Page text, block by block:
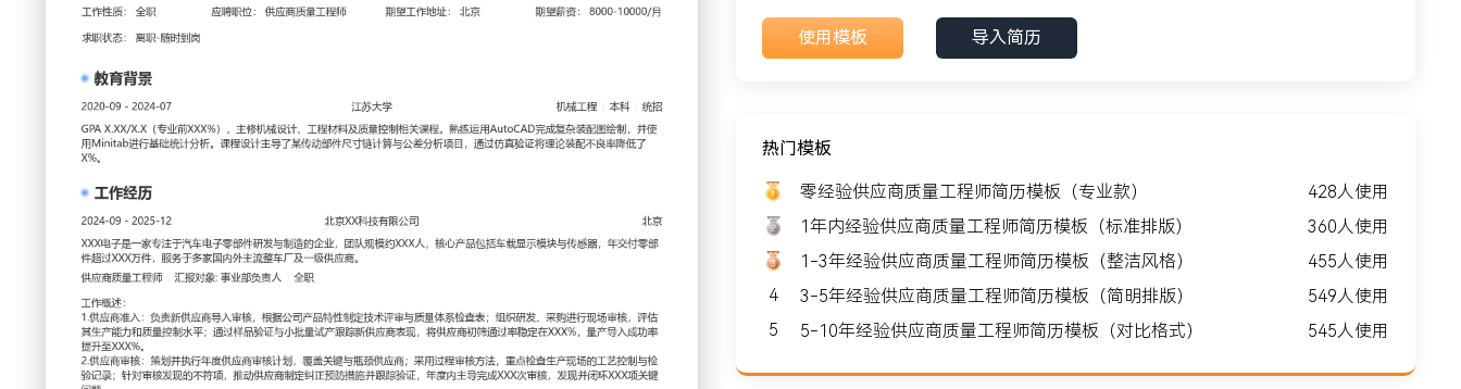
求职意向
工作性质: 全职
求职状态: 离职-随时到岗
工作经历
2024-09
XXX电子是一家专注于汽车电子零部件研发与制造的企业，团队规模约XXX人，核心产品
包括车载显示模块与传感器，年交付零部件超过XXX万件，服务于多家国内外主流整车厂
使用模板 导入简历
热门模板
零经验供应商质量工程师简历模板（专业款）
428人使用
1年内经验供应商质量工程师简历模板（标准排版）
360人使用
1-3年经验供应商质量工程师简历模板（整洁风格）
455人使用
4
3-5年经验供应商质量工程师简历模板（简明排版）
549人使用
5
5-10年经验供应商质量工程师简历模板（对比格式） 545人使用